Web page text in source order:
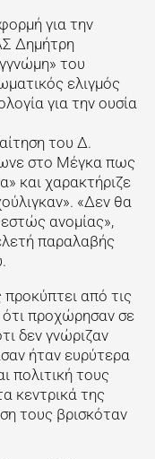
για την
Δημήτρη
του
ελιγμός
για την ουσία
του Δ.
στο Μέγκα πως
και χαρακτήριζε
«Δεν θα
ανομίας»,
παραλαβής
από τις
προχώρησαν σε
δεν γνώριζαν
ήταν ευρύτερα
πολιτική τους
κεντρικά της
τους βρισκόταν